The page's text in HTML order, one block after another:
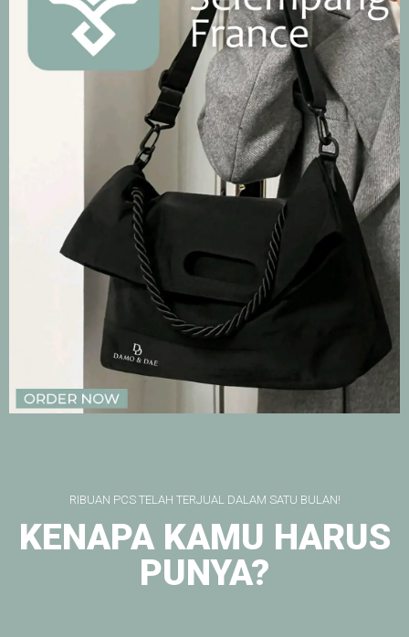
RIBUAN PCS TELAH TERJUAL DALAM SATU BULAN!
KENAPA KAMU HARUS
PUNYA?